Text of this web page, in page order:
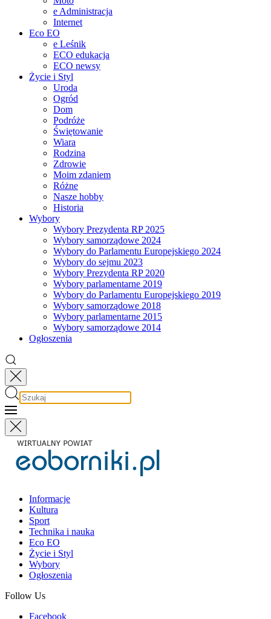
e Administracja
Internet
Eco EO
e Leśnik
ECO edukacja
ECO newsy
Życie i Styl
Uroda
Ogród
Dom
Podróże
Świętowanie
Wiara
Rodzina
Zdrowie
Moim zdaniem
Różne
Nasze hobby
Historia
Wybory
Wybory Prezydenta RP 2025
Wybory samorządowe 2024
Wybory do Parlamentu Europejskiego 2024
Wybory do sejmu 2023
Wybory Prezydenta RP 2020
Wybory parlamentarne 2019
Wybory do Parlamentu Europejskiego 2019
Wybory samorządowe 2018
Wybory parlamentarne 2015
Wybory samorządowe 2014
Ogłoszenia
Informacje
Kultura
Sport
Technika i nauka
Eco EO
Życie i Styl
Wybory
Ogłoszenia
Follow Us
Facebook